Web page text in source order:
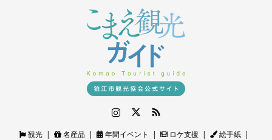
観光 名産品 年間イベント ロケ支援 絵手紙